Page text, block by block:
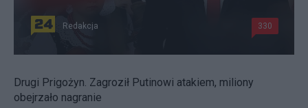
Redakcja 330
Drugi Prigożyn. Zagroził Putinowi atakiem, miliony
obejrzało nagranie